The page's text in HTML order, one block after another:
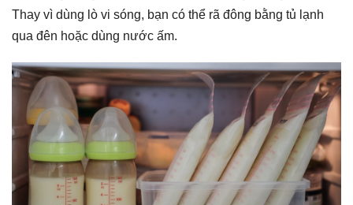
Thay vì dùng lò vi sóng, bạn có thể rã đông bằng tủ lạnh
qua đên hoặc dùng nước ấm.